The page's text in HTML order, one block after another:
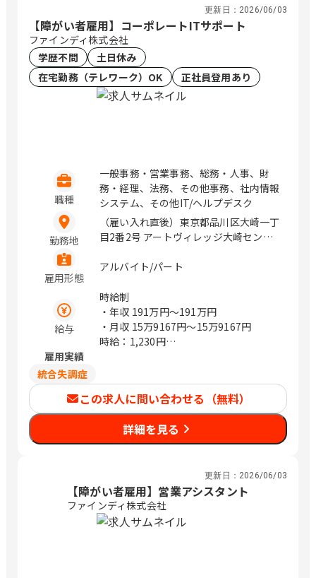
更新日： 2026/06/03
【障がい者雇用】コーポレートITサポート
ファインディ株式会社
学歴不問
土日休み
在宅勤務（テレワーク）OK
正社員登用あり
職種
一般事務・営業事務、総務・人事、財
務・経理、法務、その他事務、社内情報
システム、その他IT/ヘルプデスク
勤務地
（雇い入れ直後）東京都品川区大崎一丁
目2番2号 アートヴィレッジ大崎セント
雇用形態
アルバイト/パート
給与
時給制
・年収 191万円〜191万円
・月収 15万9167円〜15万9167円
時給：1,230円
月給は年収÷12か月の目安金額になりま
す
雇用実績
統合失調症
この求人に問い合わせる（無料）
詳細を見る
更新日： 2026/06/03
【障がい者雇用】営業アシスタント
ファインディ株式会社